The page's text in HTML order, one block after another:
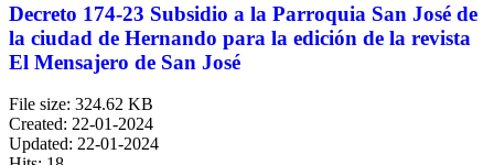
Decreto 174-23 Subsidio a la Parroquia San José de
la ciudad de Hernando para la edición de la revista
El Mensajero de San José
File size: 324.62 KB
Created: 22-01-2024
Updated: 22-01-2024